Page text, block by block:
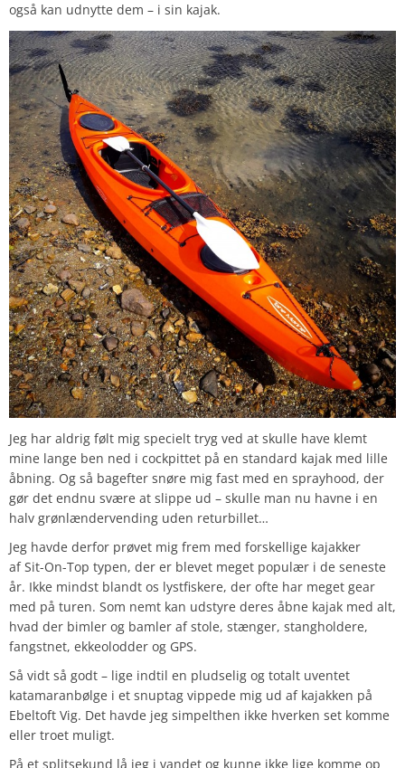
også kan udnytte dem – i sin kajak.
Jeg har aldrig følt mig specielt tryg ved at skulle have klemt
mine lange ben ned i cockpittet på en standard kajak med lille
åbning. Og så bagefter snøre mig fast med en sprayhood, der
gør det endnu svære at slippe ud – skulle man nu havne i en
halv grønlændervending uden returbillet…
Jeg havde derfor prøvet mig frem med forskellige kajakker
af Sit-On-Top typen, der er blevet meget populær i de seneste
år. Ikke mindst blandt os lystfiskere, der ofte har meget gear
med på turen. Som nemt kan udstyre deres åbne kajak med alt,
hvad der bimler og bamler af stole, stænger, stangholdere,
fangstnet, ekkeolodder og GPS.
Så vidt så godt – lige indtil en pludselig og totalt uventet
katamaranbølge i et snuptag vippede mig ud af kajakken på
Ebeltoft Vig. Det havde jeg simpelthen ikke hverken set komme
eller troet muligt.
På et splitsekund lå jeg i vandet og kunne ikke lige komme op